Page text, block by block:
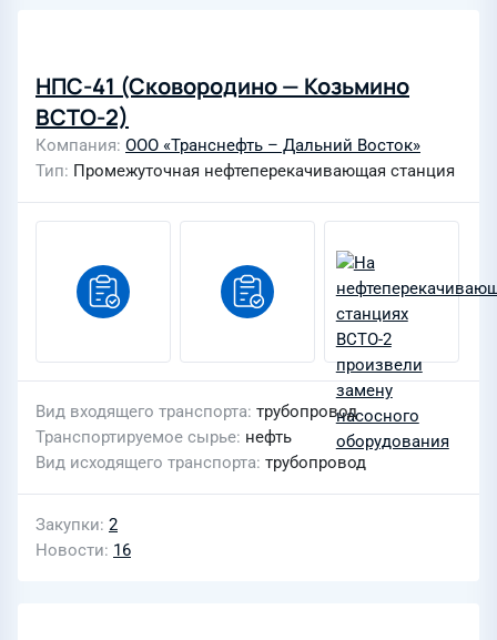
НПС-41 (Сковородино — Козьмино
ВСТО-2)
Компания ООО «Транснефть – Дальний Восток»
Тип Промежуточная нефтеперекачивающая станция
Вид входящего транспорта трубопровод
Транспортируемое сырье нефть
Вид исходящего транспорта трубопровод
Закупки 2
Новости 16